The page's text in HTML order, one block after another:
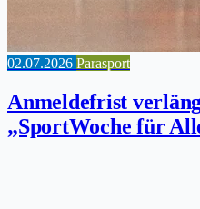
02.07.2026 Parasport
Anmeldefrist
„SportWoche für